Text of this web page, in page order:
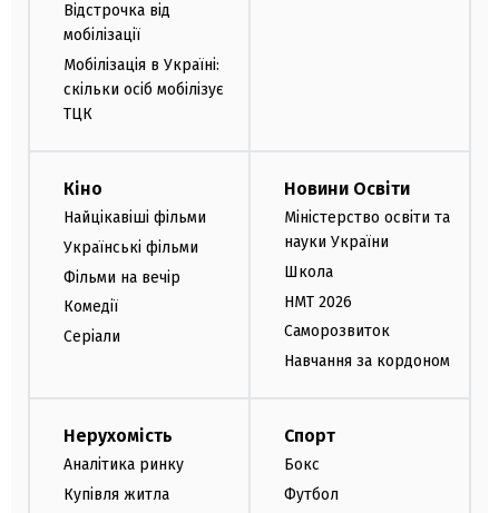
Відстрочка від
мобілізації
Мобілізація в Україні:
скільки осіб мобілізує
ТЦК
Кіно
Найцікавіші фільми
Українські фільми
Фільми на вечір
Комедії
Серіали
Новини Освіти
Міністерство освіти та
науки України
Школа
НМТ 2026
Саморозвиток
Навчання за кордоном
Нерухомість
Аналітика ринку
Купівля житла
Спорт
Бокс
Футбол